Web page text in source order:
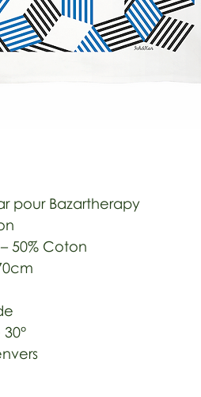
pour Bazartherapy
50% Coton